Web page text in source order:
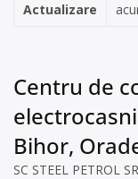
Actualizare
Centru de
Bihor,
SC STEEL PETROL